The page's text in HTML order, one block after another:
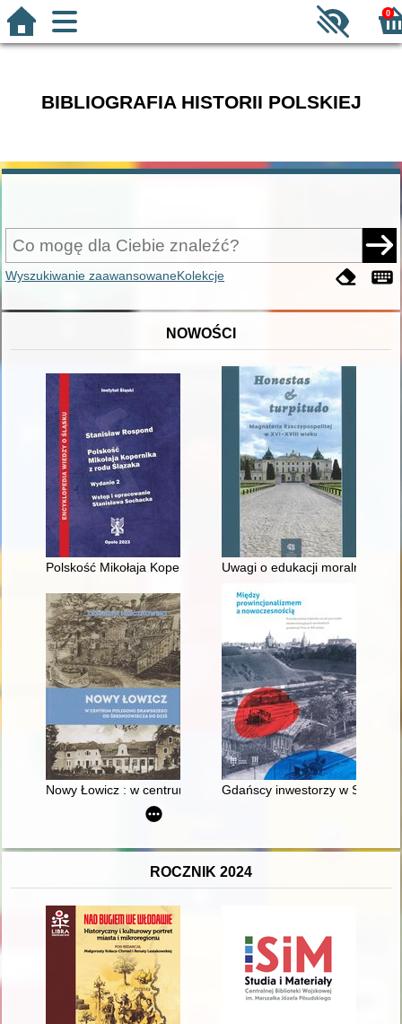
0
BIBLIOGRAFIA HISTORII POLSKIEJ
Wyszukiwanie zaawansowaneKolekcje
NOWOŚCI
Polskość Mikołaja Kopernika z rodu ŚlązakaUwagi o edukacji moralnej
Nowy Łowicz : w centrum poligonu drawskiego od
Gdańscy inwestorzy w
ROCZNIK 2024